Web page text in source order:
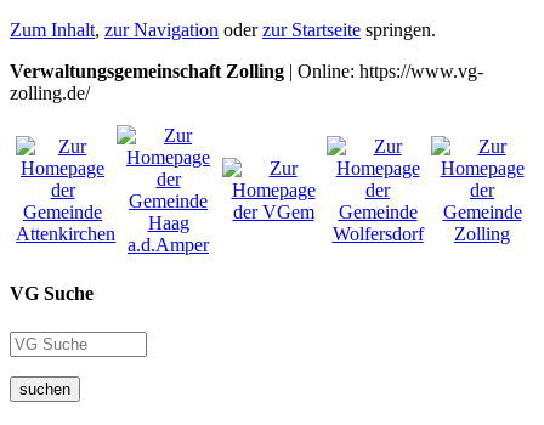
Zum Inhalt, zur Navigation oderzur Startseite springen.
Verwaltungsgemeinschaft Zolling | Online: https://www.vg-
zolling.de/
VG Suche
suchen